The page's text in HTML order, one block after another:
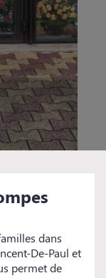
dans
De-Paul et
permet de